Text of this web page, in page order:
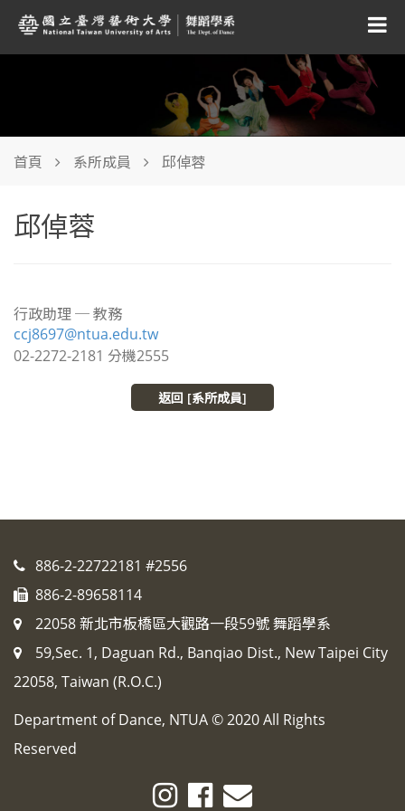
首頁 系所成員 邱倬蓉
邱倬蓉
行政助理 ─ 教務
ccj8697@ntua.edu.tw
02-2272-2181 分機2555
返回 [系所成員]
886-2-22722181 #2556
886-2-89658114
22058 新北市板橋區大觀路一段59號 舞蹈學系
59,Sec. 1, Daguan Rd., Banqiao Dist., New Taipei City
22058, Taiwan (R.O.C.)
Department of Dance, NTUA © 2020 All Rights
Reserved